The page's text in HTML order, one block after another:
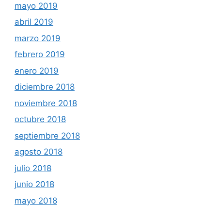
mayo 2019
abril 2019
marzo 2019
febrero 2019
enero 2019
diciembre 2018
noviembre 2018
octubre 2018
septiembre 2018
agosto 2018
julio 2018
junio 2018
mayo 2018